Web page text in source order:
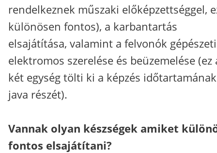
rendelkeznek műszaki előképzettséggel,
különösen fontos), a karbantartás
elsajátítása, valamint a felvonók
elektromos szerelése és beüzemelése (ez
két egység tölti ki a képzés időtartamának
java részét).
Vannak olyan készségek amiket
fontos elsajátítani?